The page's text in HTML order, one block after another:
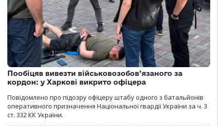
Пообіцяв вивезти військовозобов’язаного за
кордон: у Харкові викрито офіцера
Повідомлено про підозру офіцеру штабу одного з батальйонів
оперативного призначення Національної гвардії України за ч. 3
ст. 332 КК України.